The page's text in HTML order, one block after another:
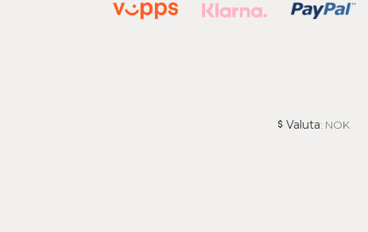
Valuta: NOK